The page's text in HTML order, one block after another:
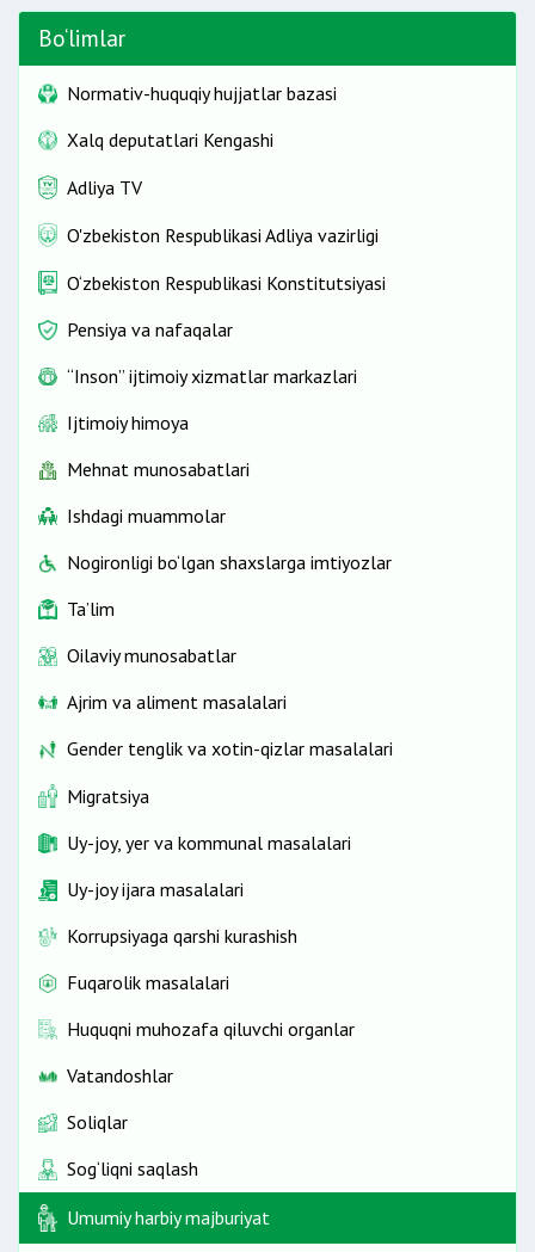
Bo‘limlar
Normativ-huquqiy hujjatlar bazasi
Xalq deputatlari Kengashi
Adliya TV
O'zbekiston Respublikasi Adliya vazirligi
O‘zbekiston Respublikasi Konstitutsiyasi
Pensiya va nafaqalar
“Inson” ijtimoiy xizmatlar markazlari
Ijtimoiy himoya
Mehnat munosabatlari
Ishdagi muammolar
Nogironligi bo‘lgan shaxslarga imtiyozlar
Ta’lim
Oilaviy munosabatlar
Ajrim va aliment masalalari
Gender tenglik va xotin-qizlar masalalari
Migratsiya
Uy-joy, yer va kommunal masalalari
Uy-joy ijara masalalari
Korrupsiyaga qarshi kurashish
Fuqarolik masalalari
Huquqni muhozafa qiluvchi organlar
Vatandoshlar
Soliqlar
Sog‘liqni saqlash
Umumiy harbiy majburiyat